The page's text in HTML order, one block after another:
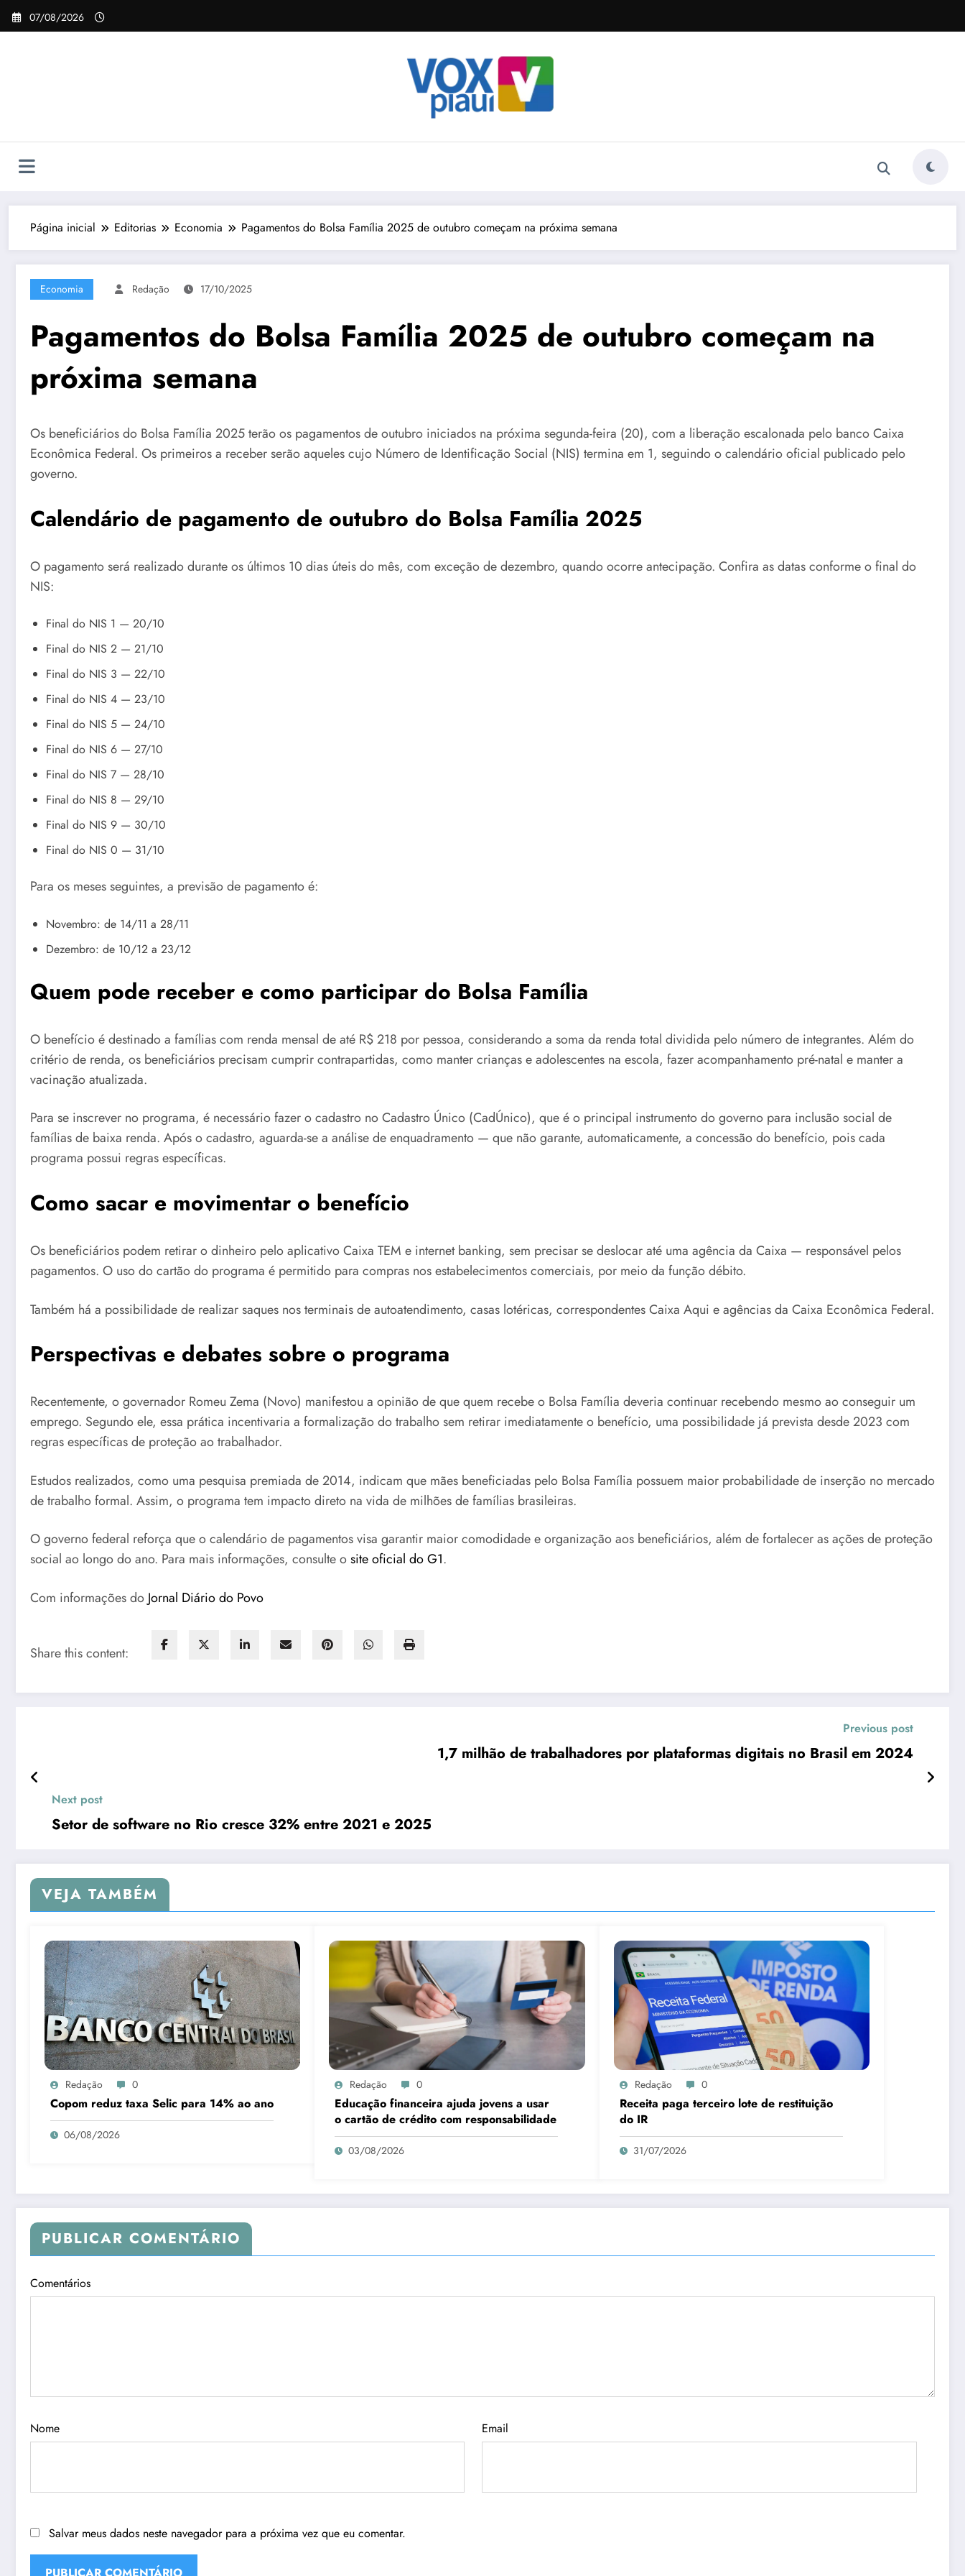
Pular
para
07/08/2026
Página inicial Editorias Economia Pagamentos do Bolsa Família 2025 de outubro começam na próxima semana
Economia Redação 17/10/2025
Pagamentos do Bolsa Família 2025 de outubro começam na
próxima semana
Os beneficiários do Bolsa Família 2025 terão os pagamentos de outubro iniciados na próxima segunda-feira (20), com a liberação escalonada pelo banco Caixa
Econômica Federal. Os primeiros a receber serão aqueles cujo Número de Identificação Social (NIS) termina em 1, seguindo o calendário oficial publicado pelo
governo.
Calendário de pagamento de outubro do Bolsa Família 2025
O pagamento será realizado durante os últimos 10 dias úteis do mês, com exceção de dezembro, quando ocorre antecipação. Confira as datas conforme o final do
NIS:
Final do NIS 1 — 20/10
Final do NIS 2 — 21/10
Final do NIS 3 — 22/10
Final do NIS 4 — 23/10
Final do NIS 5 — 24/10
Final do NIS 6 — 27/10
Final do NIS 7 — 28/10
Final do NIS 8 — 29/10
Final do NIS 9 — 30/10
Final do NIS 0 — 31/10
Para os meses seguintes, a previsão de pagamento é:
Novembro: de 14/11 a 28/11
Dezembro: de 10/12 a 23/12
Quem pode receber e como participar do Bolsa Família
O benefício é destinado a famílias com renda mensal de até R$ 218 por pessoa, considerando a soma da renda total dividida pelo número de integrantes. Além do
critério de renda, os beneficiários precisam cumprir contrapartidas, como manter crianças e adolescentes na escola, fazer acompanhamento pré-natal e manter a
vacinação atualizada.
Para se inscrever no programa, é necessário fazer o cadastro no Cadastro Único (CadÚnico), que é o principal instrumento do governo para inclusão social de
famílias de baixa renda. Após o cadastro, aguarda-se a análise de enquadramento — que não garante, automaticamente, a concessão do benefício, pois cada
programa possui regras específicas.
Como sacar e movimentar o benefício
Os beneficiários podem retirar o dinheiro pelo aplicativo Caixa TEM e internet banking, sem precisar se deslocar até uma agência da Caixa — responsável pelos
pagamentos. O uso do cartão do programa é permitido para compras nos estabelecimentos comerciais, por meio da função débito.
Também há a possibilidade de realizar saques nos terminais de autoatendimento, casas lotéricas, correspondentes Caixa Aqui e agências da Caixa Econômica Federal.
Perspectivas e debates sobre o programa
Recentemente, o governador Romeu Zema (Novo) manifestou a opinião de que quem recebe o Bolsa Família deveria continuar recebendo mesmo ao conseguir um
emprego. Segundo ele, essa prática incentivaria a formalização do trabalho sem retirar imediatamente o benefício, uma possibilidade já prevista desde 2023 com
regras específicas de proteção ao trabalhador.
Estudos realizados, como uma pesquisa premiada de 2014, indicam que mães beneficiadas pelo Bolsa Família possuem maior probabilidade de inserção no mercado
de trabalho formal. Assim, o programa tem impacto direto na vida de milhões de famílias brasileiras.
O governo federal reforça que o calendário de pagamentos visa garantir maior comodidade e organização aos beneficiários, além de fortalecer as ações de proteção
social ao longo do ano. Para mais informações, consulte osite oficial do G1.
Com informações do Jornal Diário do Povo
Share this content:
Previous post
1,7 milhão de trabalhadores por plataformas digitais no Brasil em 2024
Next post
Setor de software no Rio cresce 32% entre 2021 e 2025
VEJA TAMBÉM
Redação 0
Copom reduz taxa Selic para 14% ao ano
06/08/2026
Redação 0
Educação financeira ajuda jovens a usar
o cartão de crédito com responsabilidade
03/08/2026
Redação 0
Receita paga terceiro lote de restituição
do IR
31/07/2026
PUBLICAR COMENTÁRIO
Comentários
Nome Email
Salvar meus dados neste navegador para a próxima vez que eu comentar.